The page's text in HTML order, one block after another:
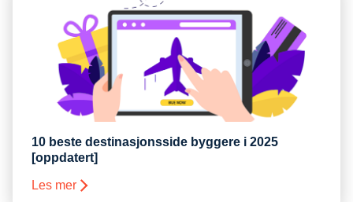
10 beste destinasjonsside byggere i 2025
[oppdatert]
Les mer